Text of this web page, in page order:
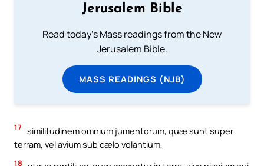
Jerusalem Bible
Read today's Mass readings from the New
Jerusalem Bible.
MASS READINGS (NJB)
17 similitudinem omnium jumentorum, quæ sunt super
terram, vel avium sub cælo volantium,
18